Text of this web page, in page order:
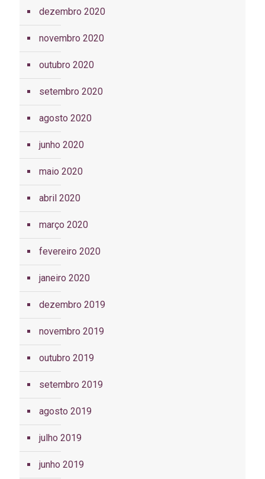
dezembro 2020
novembro 2020
outubro 2020
setembro 2020
agosto 2020
junho 2020
maio 2020
abril 2020
março 2020
fevereiro 2020
janeiro 2020
dezembro 2019
novembro 2019
outubro 2019
setembro 2019
agosto 2019
julho 2019
junho 2019